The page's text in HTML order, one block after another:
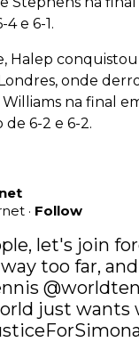
e 6-1.
Halep
onde
na final
6-2 e 6-2.
· Follow
let's join
too far,
just wants